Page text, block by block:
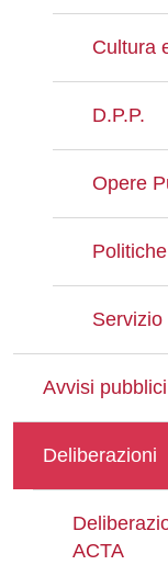
Cultura
D.P.P.
Opere
Servizio
Avvisi pubblici
Deliberazioni
ACTA